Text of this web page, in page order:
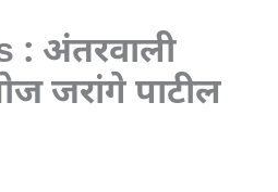
: अंतरवाली
जरांगे पाटील